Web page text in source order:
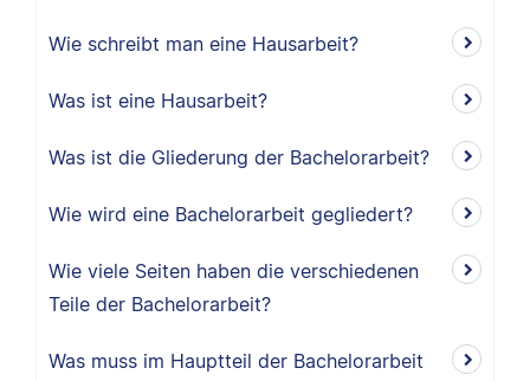
Wie schreibt man eine Hausarbeit?
Was ist eine Hausarbeit?
Was ist die Gliederung der Bachelorarbeit?
Wie wird eine Bachelorarbeit gegliedert?
Wie viele Seiten haben die verschiedenen
Teile der Bachelorarbeit?
Was muss im Hauptteil der Bachelorarbeit